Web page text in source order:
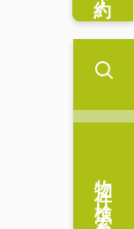
物件検索